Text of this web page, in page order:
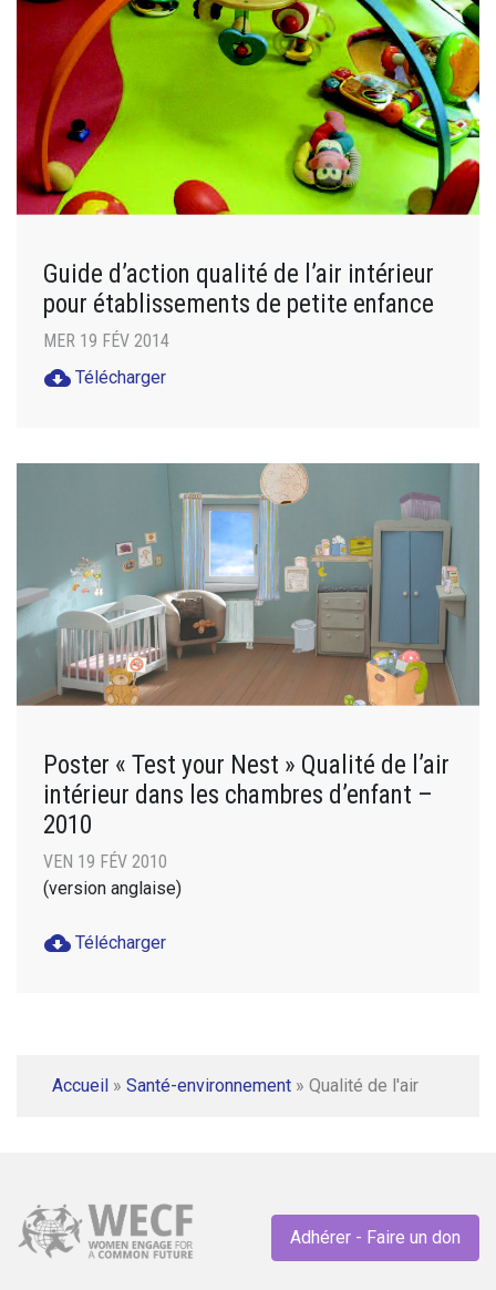
Guide d’action qualité de l’air intérieur
pour établissements de petite enfance
MER 19 FÉV 2014
cloud_download Télécharger
Poster « Test your Nest » Qualité de l’air
intérieur dans les chambres d’enfant –
2010
VEN 19 FÉV 2010
(version anglaise)
cloud_download Télécharger
Accueil » Santé-environnement » Qualité de l'air
Adhérer - Faire un don